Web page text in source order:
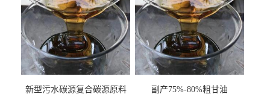
新型污水碳源复合碳源原料
副产75%-80%粗甘油